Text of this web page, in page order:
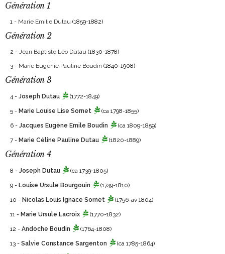
Génération 1
1 - Marie Emilie Dutau (1859-1882)
Génération 2
2 - Jean Baptiste Léo Dutau (1830-1878)
3 - Marie Eugénie Pauline Boudin (1840-1908)
Génération 3
4 - Joseph Dutau (1772-1849)
5 - Marie Louise Lise Sornet (ca 1798-1855)
6 - Jacques Eugène Emile Boudin (ca 1809-1859)
7 - Marie Céline Pauline Dutau (1820-1889)
Génération 4
8 - Joseph Dutau (ca 1739-1805)
9 - Louise Ursule Bourgouin (1749-1810)
10 - Nicolas Louis Ignace Sornet (1756-av 1804)
11 - Marie Ursule Lacroix (1770-1832)
12 - Andoche Boudin (1764-1808)
13 - Salvie Constance Sargenton (ca 1785-1864)